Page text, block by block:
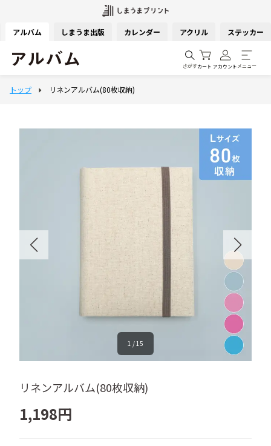
アルバム しまうま出版 カレンダー アクリル ステッカー
さがすカート アカウント メニュー
1 /15
リネンアルバム(80枚収納)
1,198円